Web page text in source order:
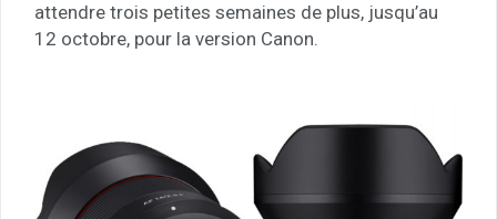
attendre trois petites semaines de plus, jusqu’au
12 octobre, pour la version Canon.